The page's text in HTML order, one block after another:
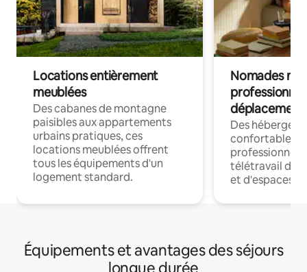
Locations entièrement
meublées
Des cabanes de montagne
paisibles aux appartements
urbains pratiques, ces
locations meublées offrent
tous les équipements d'un
logement standard.
Nomades
déplacement
Des
confortables
professionnels
télétravail
et d'espaces
Équipements et avantages des séjours